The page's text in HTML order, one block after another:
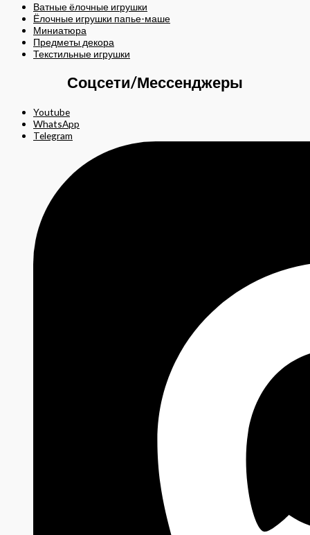
Ватные ёлочные игрушки
Ёлочные игрушки папье-маше
Миниатюра
Предметы декора
Текстильные игрушки
Соцсети/Мессенджеры
Youtube
WhatsApp
Telegram